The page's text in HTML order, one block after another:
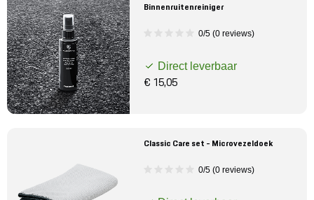
Binnenruitenreiniger
0/5 (0 reviews)
Direct leverbaar
€ 15,05
Classic Care set - Microvezeldoek
0/5 (0 reviews)